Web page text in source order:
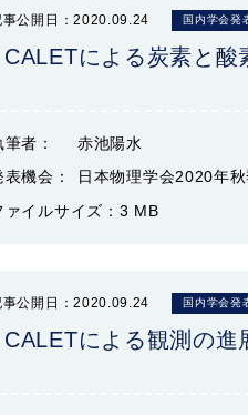
事公開日：2020.09.24 国内学会発
CALETによる炭素と
筆者：
赤池陽水
表機会：
日本物理学会2020年
ァイルサイズ： 3 MB
事公開日：2020.09.24 国内学会発
CALETによる観測の